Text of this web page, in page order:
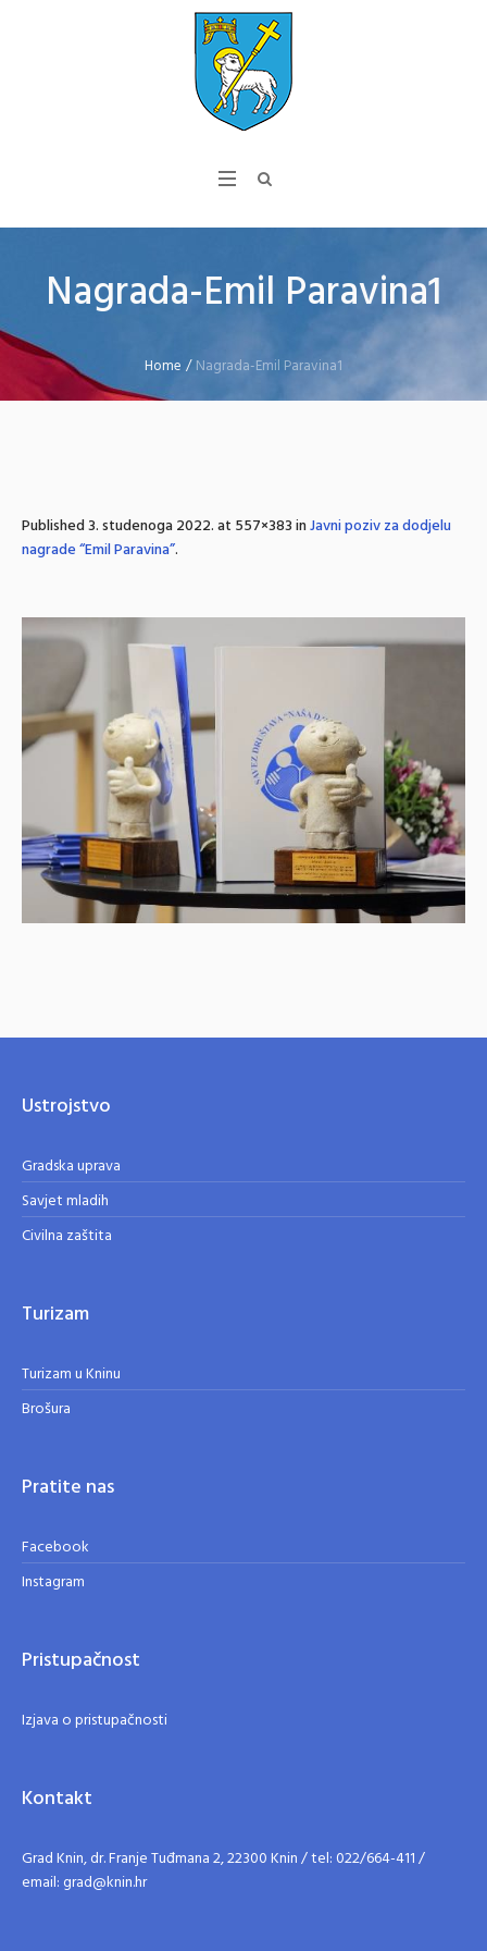
Nagrada-Emil Paravina1
Home /Nagrada-Emil Paravina1
Published3. studenoga 2022.at 557×383 inJavni poziv za dodjelu
nagrade “Emil Paravina”.
Ustrojstvo
Gradska uprava
Savjet mladih
Civilna zaštita
Turizam
Turizam u Kninu
Brošura
Pratite nas
Facebook
Instagram
Pristupačnost
Izjava o pristupačnosti
Kontakt
Grad Knin, dr. Franje Tuđmana 2, 22300 Knin / tel: 022/664-411 /
email: grad@knin.hr